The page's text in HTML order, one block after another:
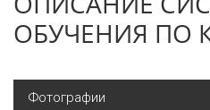
ОБУЧЕНИЯ ПО
Фотографии